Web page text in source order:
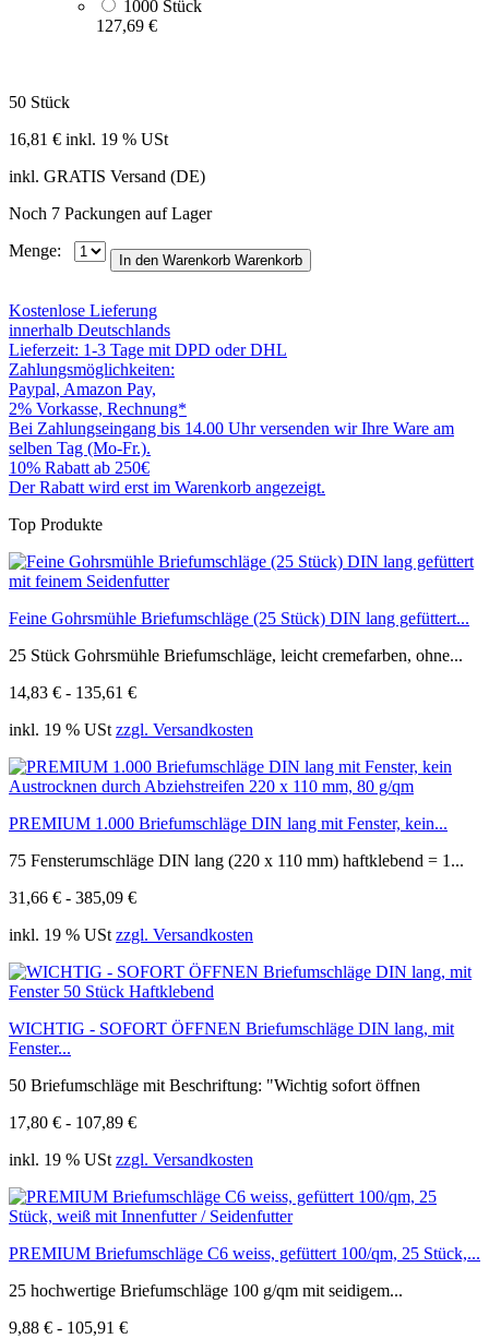
1000 Stück
127,69 €
50 Stück
16,81 € inkl. 19 % USt
inkl. GRATIS Versand (DE)
Noch 7 Packungen auf Lager
Menge:
In den Warenkorb Warenkorb
Kostenlose Lieferung
innerhalb Deutschlands
Lieferzeit: 1-3 Tage mit DPD oder DHL
Zahlungsmöglichkeiten:
Paypal, Amazon Pay,
2% Vorkasse, Rechnung*
Bei Zahlungseingang bis 14.00 Uhr versenden wir Ihre Ware am
selben Tag (Mo-Fr.).
10% Rabatt ab 250€
Der Rabatt wird erst im Warenkorb angezeigt.
Top Produkte
Feine Gohrsmühle Briefumschläge (25 Stück) DIN lang gefüttert...
25 Stück Gohrsmühle Briefumschläge, leicht cremefarben, ohne...
14,83 € - 135,61 €
inkl. 19 % USt zzgl. Versandkosten
PREMIUM 1.000 Briefumschläge DIN lang mit Fenster, kein...
75 Fensterumschläge DIN lang (220 x 110 mm) haftklebend = 1...
31,66 € - 385,09 €
inkl. 19 % USt zzgl. Versandkosten
WICHTIG - SOFORT ÖFFNEN Briefumschläge DIN lang, mit
Fenster...
50 Briefumschläge mit Beschriftung: "Wichtig sofort öffnen
17,80 € - 107,89 €
inkl. 19 % USt zzgl. Versandkosten
PREMIUM Briefumschläge C6 weiss, gefüttert 100/qm, 25 Stück,...
25 hochwertige Briefumschläge 100 g/qm mit seidigem...
9,88 € - 105,91 €